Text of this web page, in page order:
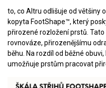
to, co Altru odlišuje od většiny
kopyta FootShape™, který
přirozené rozložení prstů.
rovnováze, přirozenějšímu
běhu. Na rozdíl od běžné
umožňuje prstům pracovat